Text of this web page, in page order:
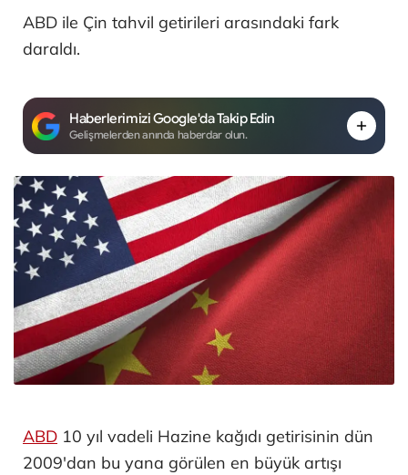
ABD ile Çin tahvil getirileri arasındaki fark
daraldı.
Haberlerimizi Google'da Takip Edin
Gelişmelerden anında haberdar olun.
ABD 10 yıl vadeli Hazine kağıdı getirisinin dün
2009'dan bu yana görülen en büyük artışı